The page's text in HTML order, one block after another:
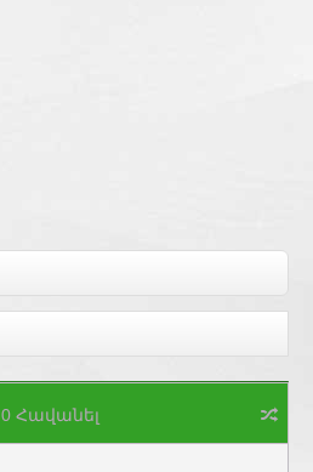
0 Հավանել